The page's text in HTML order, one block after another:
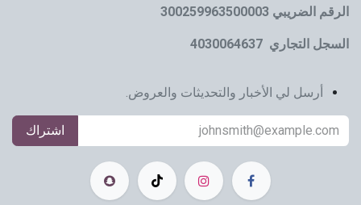
الرقم الضريبي 300259963500003
السجل التجاري 4030064637
أرسل لي الأخبار والتحديثات والعروض.
اشتراك